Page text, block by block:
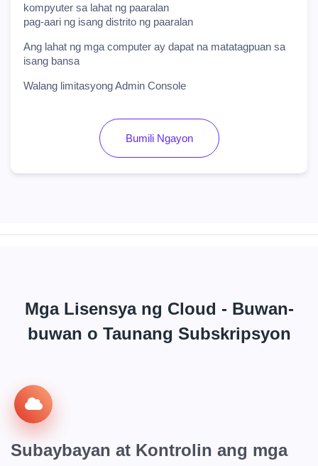
kompyuter sa lahat ng paaralan
pag-aari ng isang distrito ng paaralan
Ang lahat ng mga computer ay dapat na matatagpuan sa
isang bansa
Walang limitasyong Admin Console
Bumili Ngayon
Mga Lisensya ng Cloud - Buwan-
buwan o Taunang Subskripsyon
Subaybayan at Kontrolin ang mga